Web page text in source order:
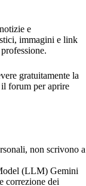
e
immagini e link
gratuitamente la
il forum per aprire
non scrivono a
(LLM) Gemini
correzione dei